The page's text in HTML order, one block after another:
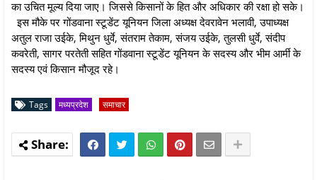
का उचित मूल्य दिया जाए। जिससे किसानों के हित और अधिकार की रक्षा हो सके।
इस मौके पर गोंडवाना स्टूडेंट यूनियन जिला अध्यक्ष देवरावेन भलावी, उपाध्यक्ष
अतुल राजा उईके, मिथुन धुर्वे, संतराम तेकाम, संजय उईके, तुलसी धुर्वे, संदीप
कवरेती, सागर परतेती सहित गोंडवाना स्टूडेंट यूनियन के सदस्य और भीम आर्मी के
सदस्य एवं किसान मौजूद रहे।
Tags मध्यप्रदेश समाचार